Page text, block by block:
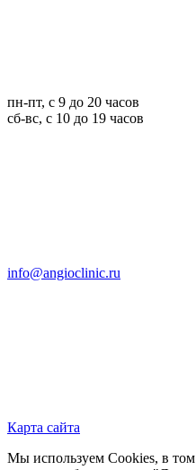
пн-пт, с 9 до 20 часов
сб-вс, с 10 до 19 часов
info@angioclinic.ru
Карта сайта
Мы используем Cookies, в